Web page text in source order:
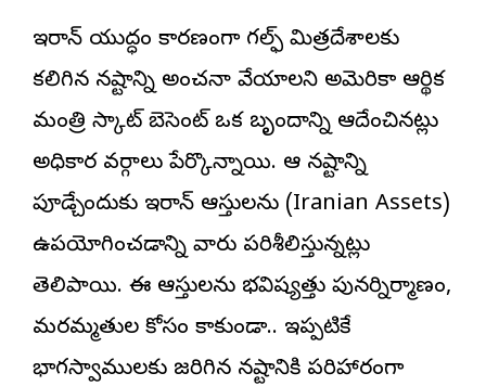
ఇరాన్‌ యుద్ధం కారణంగా గల్ఫ్‌ మిత్రదేశాలకు
కలిగిన నష్టాన్ని అంచనా వేయాలని అమెరికా ఆర్థిక
మంత్రి స్కాట్‌ బెసెంట్‌ ఒక బృందాన్ని ఆదేశించినట్లు
అధికార వర్గాలు పేర్కొన్నాయి. ఆ నష్టాన్ని
పూడ్చేందుకు ఇరాన్‌ ఆస్తులను (Iranian Assets)
ఉపయోగించడాన్ని వారు పరిశీలిస్తున్నట్లు
తెలిపాయి. ఈ ఆస్తులను భవిష్యత్తు పునర్నిర్మాణం,
మరమ్మతుల కోసం కాకుండా.. ఇప్పటికే
భాగస్వాములకు జరిగిన నష్టానికి పరిహారంగా